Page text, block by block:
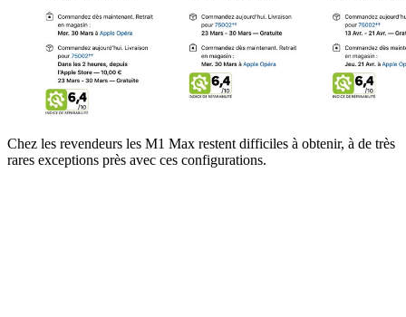
Chez les revendeurs les M1 Max restent difficiles à obtenir, à de très
rares exceptions près avec ces configurations.